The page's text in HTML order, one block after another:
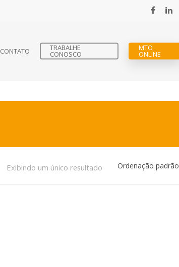
CONTATO TRABALHE
CONOSCO
MTO
ONLINE
Ordenação padrão
Exibindo um único resultado